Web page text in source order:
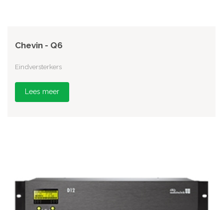
Chevin - Q6
Eindversterkers
Lees meer